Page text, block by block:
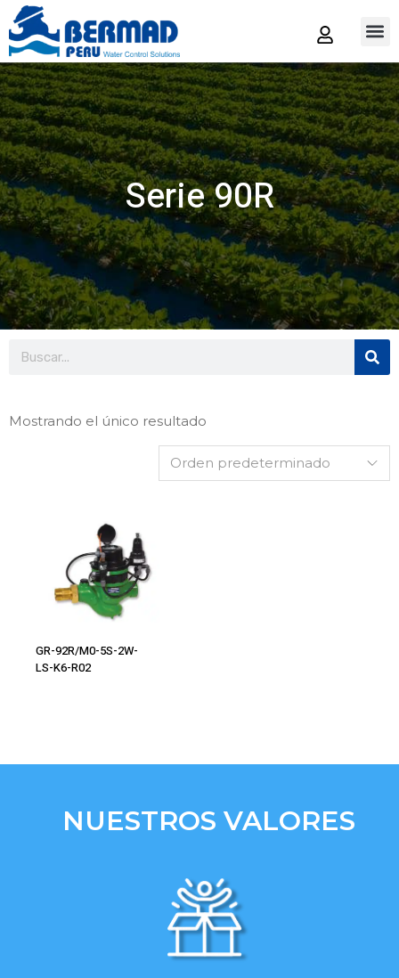
Serie 90R
Mostrando el único resultado
Leer Más
GR-92R/M0-5S-2W-
LS-K6-R02
NUESTROS VALORES